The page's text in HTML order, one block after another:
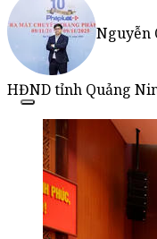
Nguyễn
HĐND tỉnh Quảng